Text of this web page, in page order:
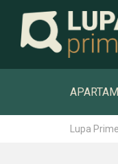
Lupa Prime